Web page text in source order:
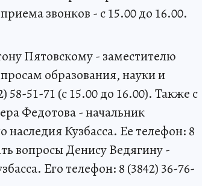
звонков - с 15.00 до 16.00.
Пятовскому - заместителю
образования, науки и
51-71 (с 15.00 до 16.00). Также с
Федотова - начальник
наследия Кузбасса. Ее телефон: 8
вопросы Денису Ведягину -
Его телефон: 8 (3842) 36-76-